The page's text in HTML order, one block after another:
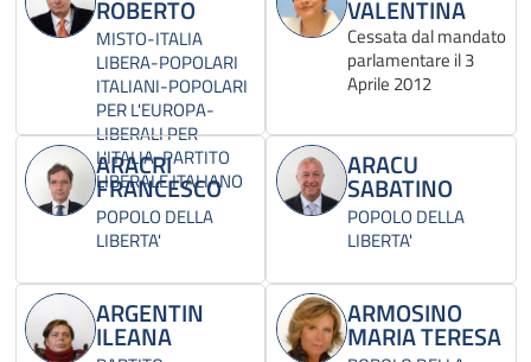
ROBERTO
MISTO-ITALIA
LIBERA-POPOLARI
ITALIANI-POPOLARI
PER L'EUROPA-
LIBERALI PER
L'ITALIA-PARTITO
LIBERALE ITALIANO
VALENTINA
Cessata dal mandato
parlamentare il 3
Aprile 2012
ARACRI
FRANCESCO
POPOLO DELLA
LIBERTA'
ARACU
SABATINO
POPOLO DELLA
LIBERTA'
ARGENTIN
ILEANA
ARMOSINO
MARIA TERESA